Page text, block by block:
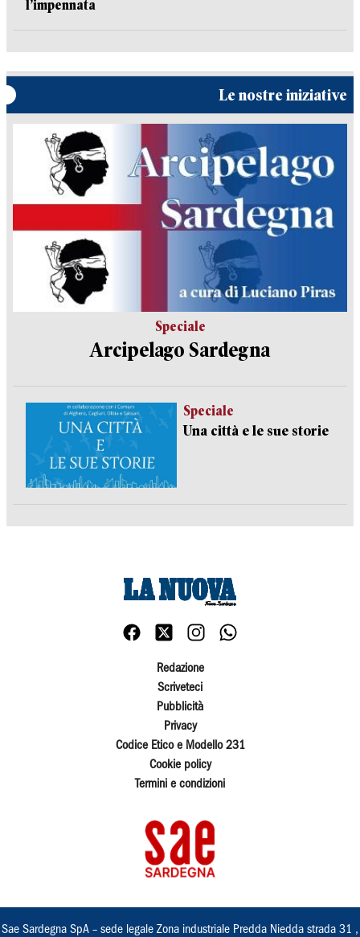
l’impennata
Le nostre iniziative
Speciale
Arcipelago Sardegna
Speciale
Una città e le sue storie
Redazione
Scriveteci
Pubblicità
Privacy
Codice Etico e Modello 231
Cookie policy
Termini e condizioni
Sae Sardegna SpA – sede legale Zona industriale Predda Niedda strada 31 ,